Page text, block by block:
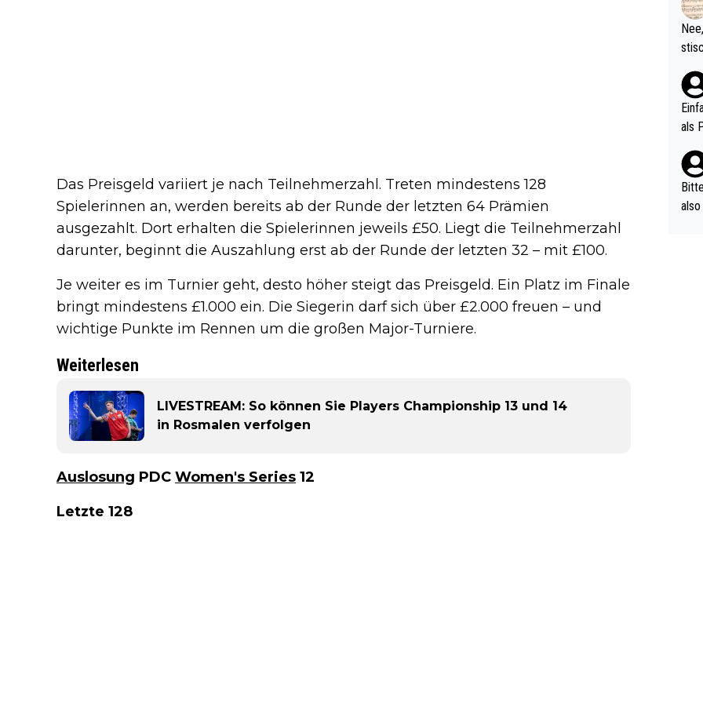
Das Preisgeld variiert je nach Teilnehmerzahl. Treten mindestens 128
Spielerinnen an, werden bereits ab der Runde der letzten 64 Prämien
ausgezahlt. Dort erhalten die Spielerinnen jeweils £50. Liegt die Teilnehmerzahl
darunter, beginnt die Auszahlung erst ab der Runde der letzten 32 – mit £100.
Je weiter es im Turnier geht, desto höher steigt das Preisgeld. Ein Platz im Finale
bringt mindestens £1.000 ein. Die Siegerin darf sich über £2.000 freuen – und
wichtige Punkte im Rennen um die großen Major-Turniere.
Weiterlesen
LIVESTREAM: So können Sie Players Championship 13 und 14
in Rosmalen verfolgen
Auslosung PDC Women's Series 12
Letzte 128
(in
als
nes
ttler
vV
als